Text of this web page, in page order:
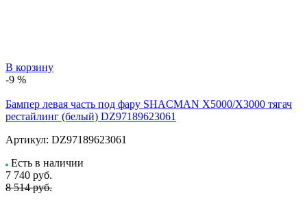
В корзину
-9 %
Бампер левая часть под фару SHACMAN X5000/X3000 тягач
рестайлинг (белый) DZ97189623061
Артикул: DZ97189623061
Есть в наличии
7 740 руб.
8 514 руб.